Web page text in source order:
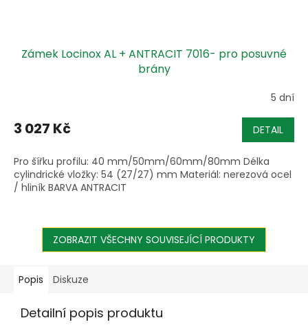
Zámek Locinox AL + ANTRACIT 7016- pro posuvné
brány
5 dní
3 027 Kč DETAIL
Pro šířku profilu: 40 mm/50mm/60mm/80mm Délka
cylindrické vložky: 54 (27/27) mm Materiál: nerezová ocel
/ hliník BARVA ANTRACIT
ZOBRAZIT VŠECHNY SOUVISEJÍCÍ PRODUKTY
Popis Diskuze
Detailní popis produktu